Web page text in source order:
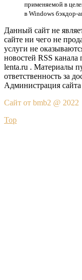
применяемой в
в Windows бэкдор-
Данный сайт не
сайте ни чего не
услуги не
новостей RSS канала
lenta.ru . Материалы
ответственность за
Администрация сайта
Сайт от bmb2 @ 2022
Top